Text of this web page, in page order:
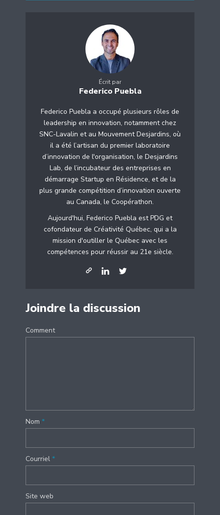
Écrit par
Federico Puebla
Federico Puebla a occupé plusieurs rôles de
leadership en innovation, notamment chez
SNC-Lavalin et au Mouvement Desjardins, où
il a été l’artisan du premier laboratoire
d’innovation de l'organisation, le Desjardins
Lab, de l’incubateur des entreprises en
démarrage Startup en Résidence, et de la
plus grande compétition d’innovation ouverte
au Canada, le Coopérathon.
Aujourd'hui, Federico Puebla est PDG et
cofondateur de Créativité Québec, qui a la
mission d'outiller le Québec avec les
compétences pour réussir au 21e siècle.
Joindre la discussion
Comment
Nom *
Courriel *
Site web